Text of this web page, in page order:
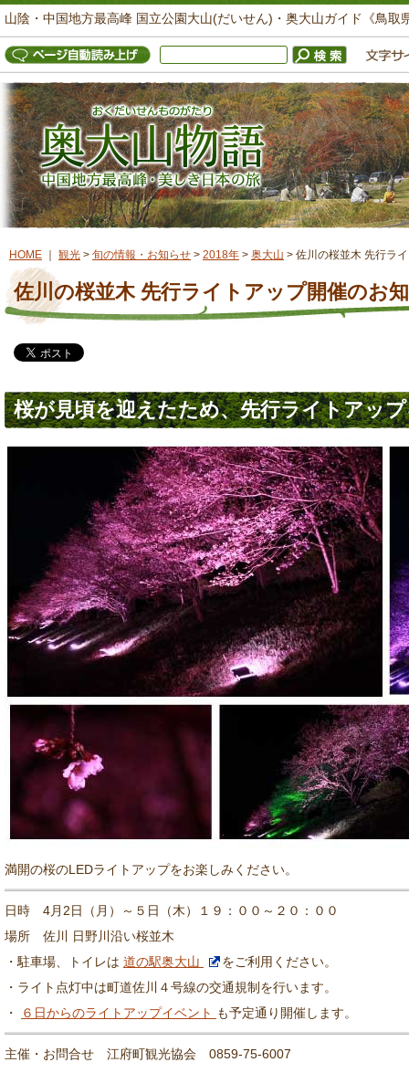
山陰・中国地方最高峰 国立公園大山(だいせん)・奥大山ガイド《鳥取
HOME 観光 > 旬の情報・お知らせ > 2018年 > 奥大山 > 佐川の桜並木 先行ラ
佐川の桜並木 先行ライトアップ開催のお
桜が見頃を迎えたため、先行ライトアッ
満開の桜のLEDライトアップをお楽しみください。
日時 4月2日（月）～５日（木）１９：００～２０：００
場所 佐川 日野川沿い桜並木
・駐車場、トイレは 道の駅奥大山
をご利用ください。
・ライト点灯中は町道佐川４号線の交通規制を行います。
・
６日からのライトアップイベント も予定通り開催します。
主催・お問合せ 江府町観光協会 0859-75-6007